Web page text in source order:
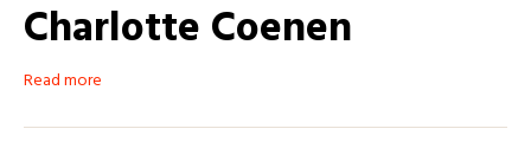
Charlotte Coenen
Read more